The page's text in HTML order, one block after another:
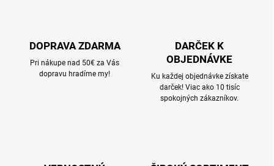
DOPRAVA ZDARMA
Pri nákupe nad 50€ za Vás
dopravu hradíme my!
DARČEK K
OBJEDNÁVKE
Ku každej objednávke získate
darček! Viac ako 10 tisíc
spokojných zákazníkov.